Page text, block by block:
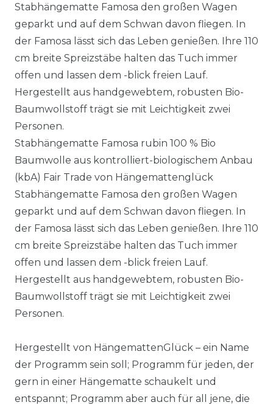
Stabhängematte Famosa den großen Wagen
geparkt und auf dem Schwan davon fliegen. In
der Famosa lässt sich das Leben genießen. Ihre 110
cm breite Spreizstäbe halten das Tuch immer
offen und lassen dem -blick freien Lauf.
Hergestellt aus handgewebtem, robusten Bio-
Baumwollstoff trägt sie mit Leichtigkeit zwei
Personen.
Stabhängematte Famosa rubin 100 % Bio
Baumwolle aus kontrolliert-biologischem Anbau
(kbA) Fair Trade von Hängemattenglück
Stabhängematte Famosa den großen Wagen
geparkt und auf dem Schwan davon fliegen. In
der Famosa lässt sich das Leben genießen. Ihre 110
cm breite Spreizstäbe halten das Tuch immer
offen und lassen dem -blick freien Lauf.
Hergestellt aus handgewebtem, robusten Bio-
Baumwollstoff trägt sie mit Leichtigkeit zwei
Personen.
Hergestellt von HängemattenGlück – ein Name
der Programm sein soll; Programm für jeden, der
gern in einer Hängematte schaukelt und
entspannt; Programm aber auch für all jene, die